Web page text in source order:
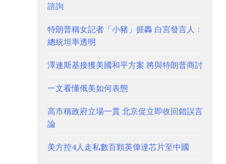
諮詢
特朗普稱女記者「小豬」捱轟 白宮發言人：
總統坦率透明
澤連斯基接獲美國和平方案 將與特朗普商討
一文看懂俄美如何表態
高市稱政府立場一貫 北京促立即收回錯誤言
論
美方控4人走私數百顆英偉達芯片至中國